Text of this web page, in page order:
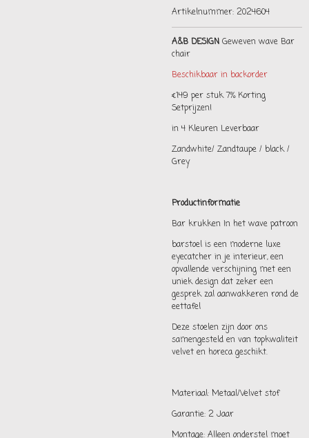
Artikelnummer: 2024604
A&B DESIGN Geweven wave Bar
chair
Beschikbaar in backorder
€149 per stuk 7% Korting
Setprijzen!
in 4 Kleuren Leverbaar
Zandwhite/ Zandtaupe / black /
Grey
Productinformatie
Bar krukken In het wave patroon
barstoel is een moderne luxe
eyecatcher in je interieur, een
opvallende verschijning met een
uniek design dat zeker een
gesprek zal aanwakkeren rond de
eettafel
Deze stoelen zijn door ons
samengesteld en van topkwaliteit
velvet en horeca geschikt.
Materiaal: Metaal/Velvet stof
Garantie: 2 Jaar
Montage: Alleen onderstel moet